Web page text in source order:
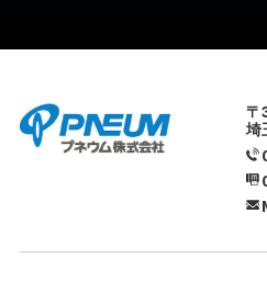
〒
埼